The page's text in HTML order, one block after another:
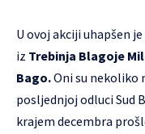
U ovoj akciji uhapšen
iz Trebinja Blagoje
Bago.Oni su nekoliko
posljednjoj odluci Sud
krajem decembra